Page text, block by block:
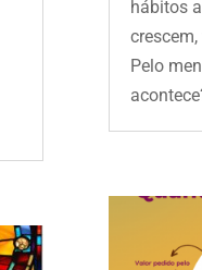
hábitos
Pelo